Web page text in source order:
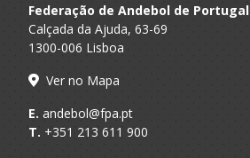
A.A. Braga
CLUBE
DESPORTIVO
XICO ANDEBOL
CLUBE
Federação de Andebol de Portugal
Calçada da Ajuda, 63-69
1300-006 Lisboa
Ver no Mapa
E. andebol@fpa.pt
T. +351 213 611 900